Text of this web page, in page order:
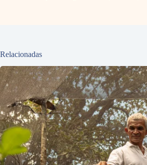
Relacionadas